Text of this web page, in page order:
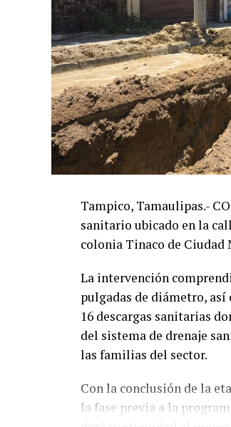
Tampico, Tamaulipas.-
sanitario ubicado en la
colonia Tinaco de Ciudad
La intervención
pulgadas de diámetro, así
16 descargas sanitarias
del sistema de drenaje
las familias del sector.
Con la conclusión de la
la fase previa a la